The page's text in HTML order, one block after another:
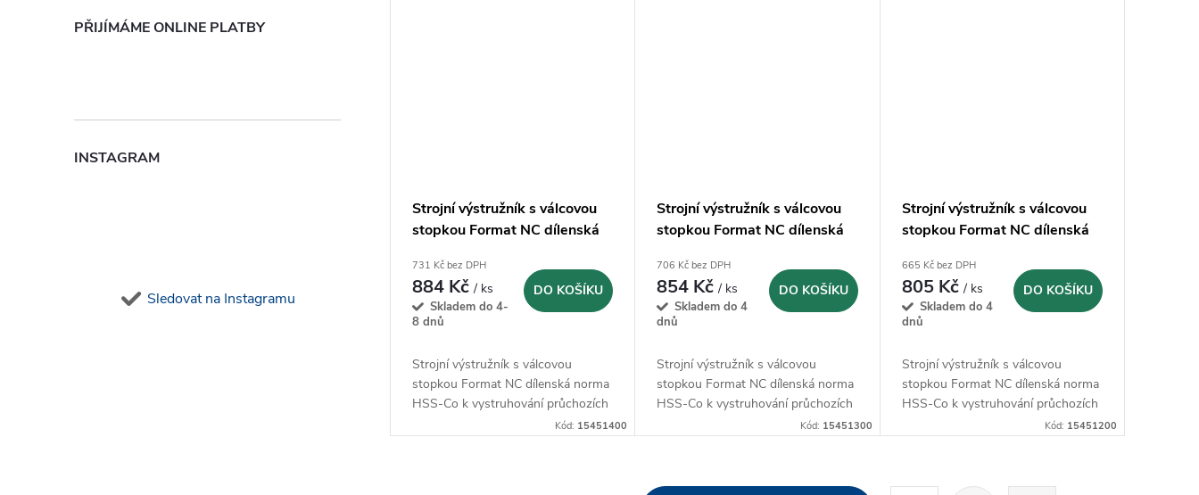
PŘIJÍMÁME ONLINE PLATBY
INSTAGRAM
Sledovat na Instagramu
Strojní výstružník s válcovou
stopkou Format NC dílenská
731 Kč bez DPH
884 Kč/ ks
Skladem do 4-
8 dnů
DO KOŠÍKU
Strojní výstružník s válcovou
stopkou Format NC dílenská norma
HSS-Co k vystruhování průchozích
Kód: 15451400
Strojní výstružník s válcovou
stopkou Format NC dílenská
706 Kč bez DPH
854 Kč/ ks
Skladem do 4
dnů
DO KOŠÍKU
Strojní výstružník s válcovou
stopkou Format NC dílenská norma
HSS-Co k vystruhování průchozích
Kód: 15451300
Strojní výstružník s válcovou
stopkou Format NC dílenská
665 Kč bez DPH
805 Kč/ ks
Skladem do 4
dnů
DO KOŠÍKU
Strojní výstružník s válcovou
stopkou Format NC dílenská norma
HSS-Co k vystruhování průchozích
Kód: 15451200